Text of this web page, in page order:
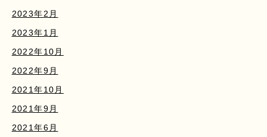
2023年2月
2023年1月
2022年10月
2022年9月
2021年10月
2021年9月
2021年6月